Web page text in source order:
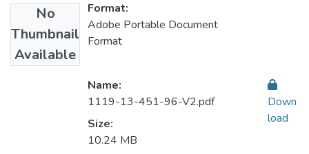
No
Thumbnail
Available
Format:
Adobe Portable Document
Format
Name:
1119-13-451-96-V2.pdf
Size:
10.24 MB
Down
load